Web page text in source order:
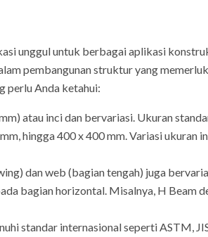
unggul untuk berbagai aplikasi
pembangunan struktur yang
perlu Anda ketahui:
atau inci dan bervariasi. Ukuran
hingga 400 x 400 mm. Variasi ukuran
dan web (bagian tengah) juga
bagian horizontal. Misalnya, H Beam
standar internasional seperti ASTM,